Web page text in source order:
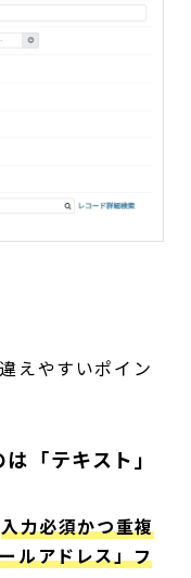
えやすいポイン
「テキスト」
入力必須かつ重複
ルアドレス」フ